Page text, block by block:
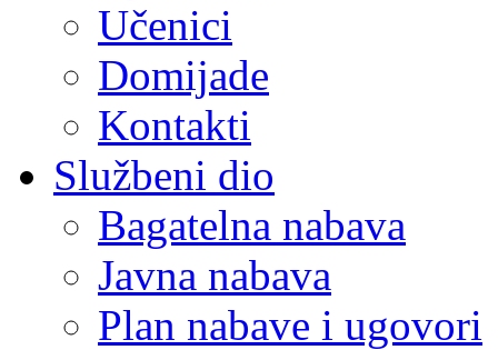
Učenici
Domijade
Kontakti
Službeni dio
Bagatelna nabava
Javna nabava
Plan nabave i ugovori